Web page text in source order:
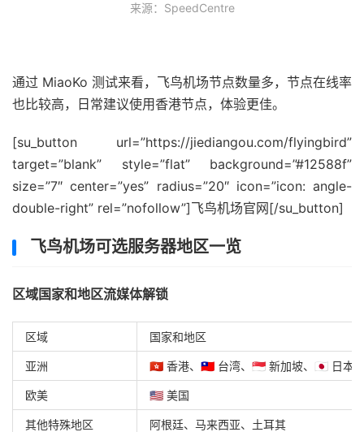
来源：SpeedCentre
通过 MiaoKo 测试来看，飞鸟机场节点数量多，节点在线率
也比较高，日常建议使用香港节点，体验更佳。
[su_button url=”https://jiediangou.com/flyingbird”
target=”blank” style=”flat” background=”#12588f”
size=”7″ center=”yes” radius=”20″ icon=”icon: angle-
double-right” rel=”nofollow”]飞鸟机场官网[/su_button]
飞鸟机场可选服务器地区一览
区域国家和地区流媒体解锁
区域 国家和地区
亚洲 🇭🇰 香港、🇹🇼 台湾、🇸🇬 新加坡、🇯🇵 日本
欧美 🇺🇸 美国
其他特殊地区 阿根廷、马来西亚、土耳其